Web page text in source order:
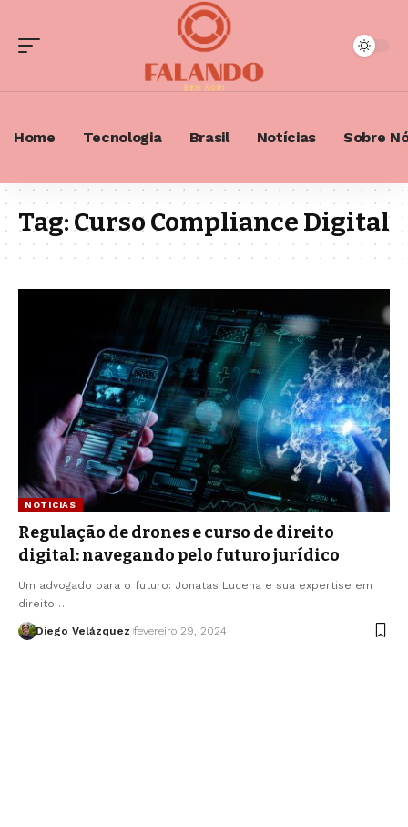
Home Tecnologia Brasil Notícias Sobre
Tag:Curso Compliance Digital
NOTÍCIAS
Regulação de drones e curso de direito
digital: navegando pelo futuro jurídico
Um advogado para o futuro: Jonatas Lucena e sua expertise em
direito…
Diego Velázquez fevereiro 29, 2024